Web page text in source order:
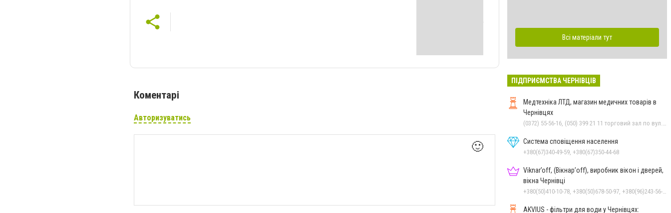
Коментарі
Авторизуватись
🙂
Всі матеріали тут
ПІДПРИЄМСТВА ЧЕРНІВЦІВ
Медтехніка ЛТД, магазин медичних товарів в
Чернівцях
Система сповіщення населення
+380(67)340-49-59, +380(67)350-44-68
Viknar’off, (Вікнар’off), виробник вікон і дверей,
вікна Чернівці
AKVIUS - фільтри для води у Чернівцях: